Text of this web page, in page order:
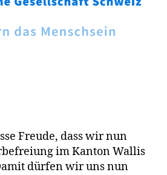
Freude, dass wir nun
im Kanton Wallis
dürfen wir uns nun